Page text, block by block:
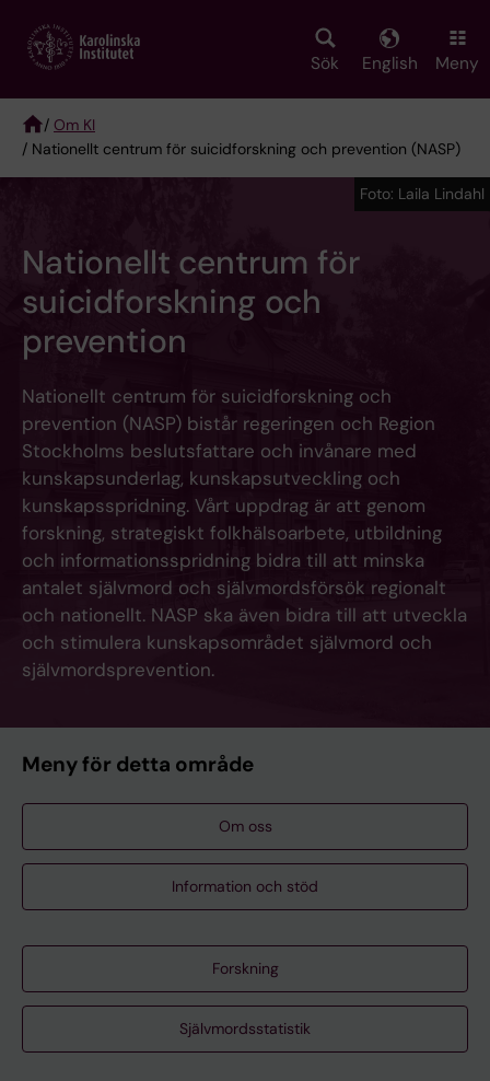
main
Sök English Meny
Breadcrumb
/ Om KI
/ Nationellt centrum för suicidforskning och prevention (NASP)
Nationellt centrum för
suicidforskning och
prevention
Nationellt centrum för suicidforskning och
prevention (NASP) bistår regeringen och Region
Stockholms beslutsfattare och invånare med
kunskapsunderlag, kunskapsutveckling och
kunskapsspridning. Vårt uppdrag är att genom
forskning, strategiskt folkhälsoarbete, utbildning
och informationsspridning bidra till att minska
antalet självmord och självmordsförsök regionalt
och nationellt. NASP ska även bidra till att utveckla
och stimulera kunskapsområdet självmord och
självmordsprevention.
Foto: Laila Lindahl
Meny för detta område
Om oss
Information och stöd
Forskning
Självmordsstatistik